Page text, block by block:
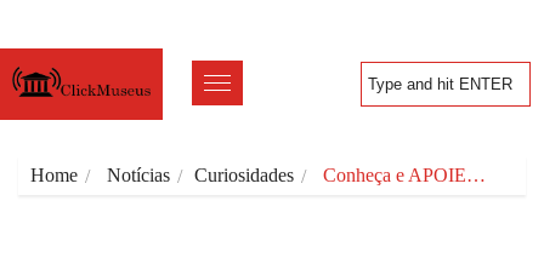
Home Notícias Curiosidades Conheça e APOIE…